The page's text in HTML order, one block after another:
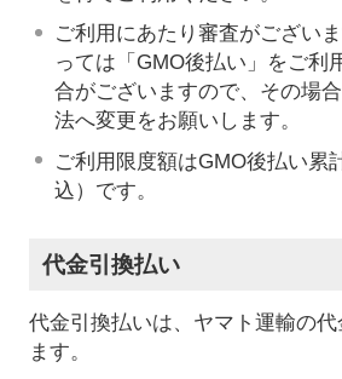
ご利用にあたり審査がござい
っては「GMO後払い」をご利
合がございますので、その場
法へ変更をお願いします。
ご利用限度額はGMO後払い累
込）です。
代金引換払い
代金引換払いは、ヤマト運輸の
ます。